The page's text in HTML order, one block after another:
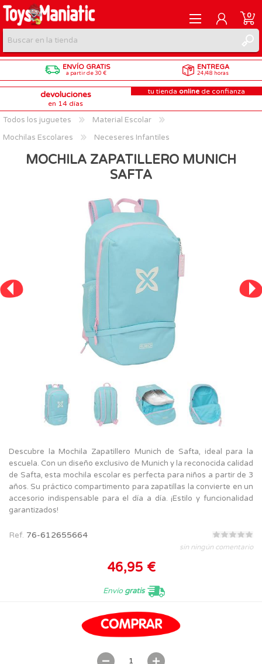
REGISTRARME
INICIAR SESIÓN
0
ENVÍO GRATIS
a partir de 30 €
ENTREGA
24/48 horas
devoluciones
en 14 días
tu tienda online de confianza
Todos los juguetes
Material Escolar
Mochilas Escolares
Neceseres Infantiles
MOCHILA ZAPATILLERO MUNICH
SAFTA
Descubre la Mochila Zapatillero Munich de Safta, ideal para la
escuela. Con un diseño exclusivo de Munich y la reconocida calidad
de Safta, esta mochila escolar es perfecta para niños a partir de 3
años. Su práctico compartimento para zapatillas la convierte en un
accesorio indispensable para el día a día. ¡Estilo y funcionalidad
garantizados!
Ref. 76-612655664
sin ningún comentario
46,95 €
Envíogratis